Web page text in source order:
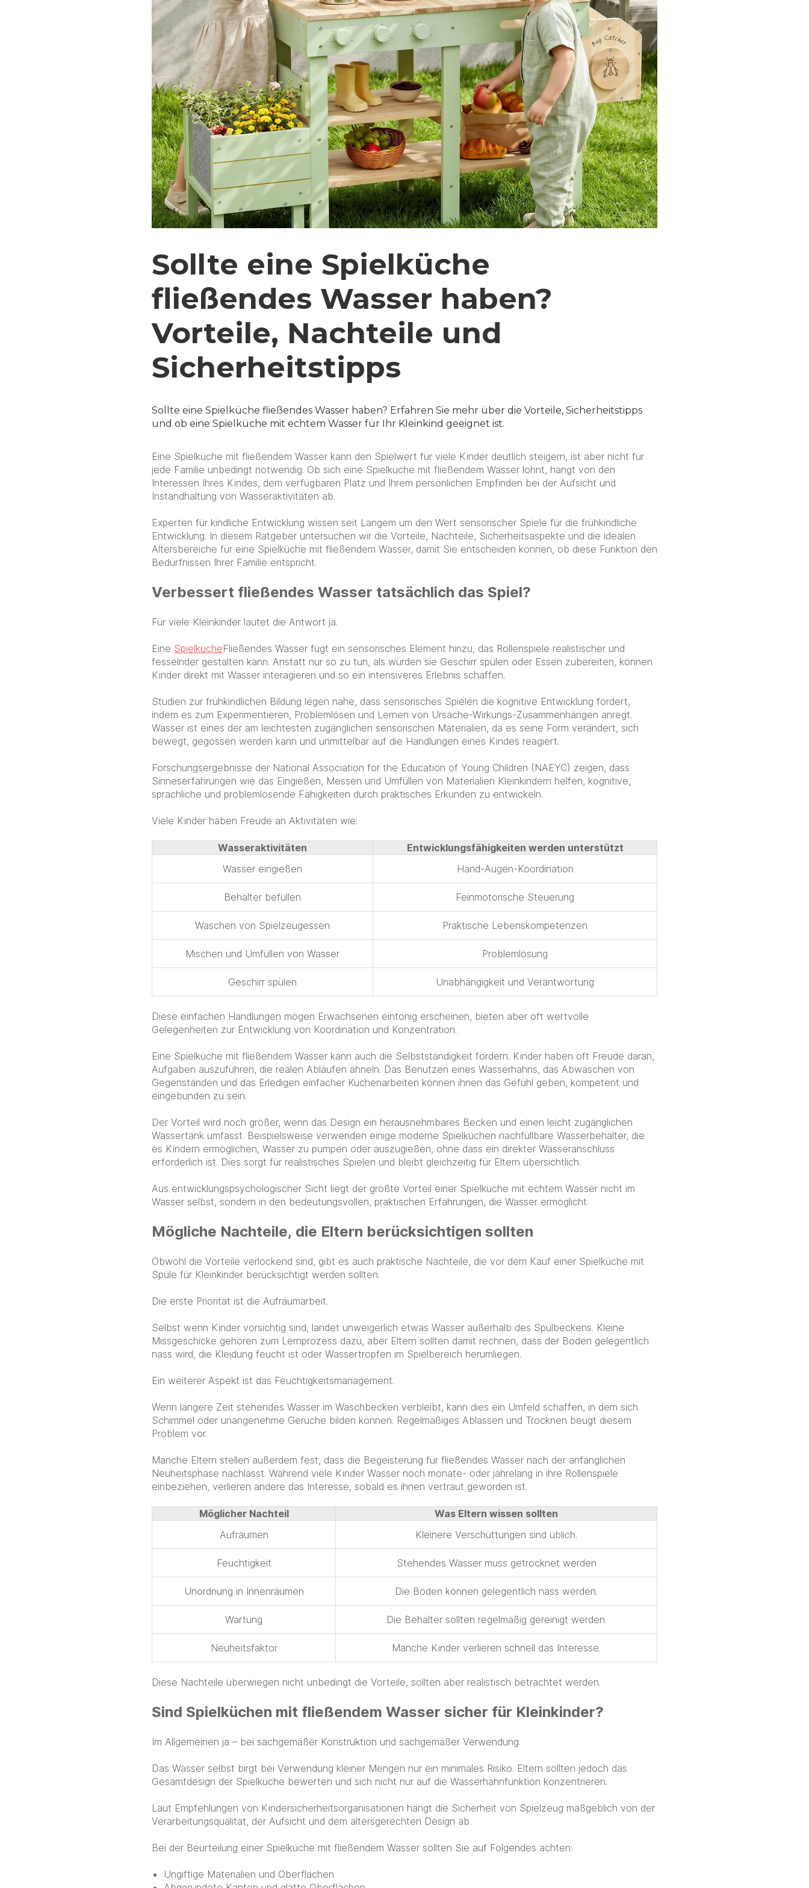
Sollte eine Spielküche
fließendes Wasser haben?
Vorteile, Nachteile und
Sicherheitstipps
Sollte eine Spielküche fließendes Wasser haben? Erfahren Sie mehr über die Vorteile, Sicherheitstipps
und ob eine Spielküche mit echtem Wasser für Ihr Kleinkind geeignet ist.
Eine Spielküche mit fließendem Wasser kann den Spielwert für viele Kinder deutlich steigern, ist aber nicht für
jede Familie unbedingt notwendig. Ob sich eine Spielküche mit fließendem Wasser lohnt, hängt von den
Interessen Ihres Kindes, dem verfügbaren Platz und Ihrem persönlichen Empfinden bei der Aufsicht und
Instandhaltung von Wasseraktivitäten ab.
Experten für kindliche Entwicklung wissen seit Langem um den Wert sensorischer Spiele für die frühkindliche
Entwicklung. In diesem Ratgeber untersuchen wir die Vorteile, Nachteile, Sicherheitsaspekte und die idealen
Altersbereiche für eine Spielküche mit fließendem Wasser, damit Sie entscheiden können, ob diese Funktion den
Bedürfnissen Ihrer Familie entspricht.
Verbessert fließendes Wasser tatsächlich das Spiel?
Für viele Kleinkinder lautet die Antwort ja.
Eine SpielkücheFließendes Wasser fügt ein sensorisches Element hinzu, das Rollenspiele realistischer und
fesselnder gestalten kann. Anstatt nur so zu tun, als würden sie Geschirr spülen oder Essen zubereiten, können
Kinder direkt mit Wasser interagieren und so ein intensiveres Erlebnis schaffen.
Studien zur frühkindlichen Bildung legen nahe, dass sensorisches Spielen die kognitive Entwicklung fördert,
indem es zum Experimentieren, Problemlösen und Lernen von Ursache-Wirkungs-Zusammenhängen anregt.
Wasser ist eines der am leichtesten zugänglichen sensorischen Materialien, da es seine Form verändert, sich
bewegt, gegossen werden kann und unmittelbar auf die Handlungen eines Kindes reagiert.
Forschungsergebnisse der National Association for the Education of Young Children (NAEYC) zeigen, dass
Sinneserfahrungen wie das Eingießen, Messen und Umfüllen von Materialien Kleinkindern helfen, kognitive,
sprachliche und problemlösende Fähigkeiten durch praktisches Erkunden zu entwickeln.
Viele Kinder haben Freude an Aktivitäten wie:
Wasseraktivitäten
Entwicklungsfähigkeiten werden unterstützt
Wasser eingießen
Hand-Augen-Koordination
Behälter befüllen Feinmotorische Steuerung
Waschen von Spielzeugessen Praktische Lebenskompetenzen
Mischen und Umfüllen von Wasser Problemlösung
Geschirr spülen Unabhängigkeit und Verantwortung
Diese einfachen Handlungen mögen Erwachsenen eintönig erscheinen, bieten aber oft wertvolle
Gelegenheiten zur Entwicklung von Koordination und Konzentration.
Eine Spielküche mit fließendem Wasser kann auch die Selbstständigkeit fördern. Kinder haben oft Freude daran,
Aufgaben auszuführen, die realen Abläufen ähneln. Das Benutzen eines Wasserhahns, das Abwaschen von
Gegenständen und das Erledigen einfacher Küchenarbeiten können ihnen das Gefühl geben, kompetent und
eingebunden zu sein.
Der Vorteil wird noch größer, wenn das Design ein herausnehmbares Becken und einen leicht zugänglichen
Wassertank umfasst. Beispielsweise verwenden einige moderne Spielküchen nachfüllbare Wasserbehälter, die
es Kindern ermöglichen, Wasser zu pumpen oder auszugießen, ohne dass ein direkter Wasseranschluss
erforderlich ist. Dies sorgt für realistisches Spielen und bleibt gleichzeitig für Eltern übersichtlich.
Aus entwicklungspsychologischer Sicht liegt der größte Vorteil einer Spielküche mit echtem Wasser nicht im
Wasser selbst, sondern in den bedeutungsvollen, praktischen Erfahrungen, die Wasser ermöglicht.
Mögliche Nachteile, die Eltern berücksichtigen sollten
Obwohl die Vorteile verlockend sind, gibt es auch praktische Nachteile, die vor dem Kauf einer Spielküche mit
Spüle für Kleinkinder berücksichtigt werden sollten.
Die erste Priorität ist die Aufräumarbeit.
Selbst wenn Kinder vorsichtig sind, landet unweigerlich etwas Wasser außerhalb des Spülbeckens. Kleine
Missgeschicke gehören zum Lernprozess dazu, aber Eltern sollten damit rechnen, dass der Boden gelegentlich
nass wird, die Kleidung feucht ist oder Wassertropfen im Spielbereich herumliegen.
Ein weiterer Aspekt ist das Feuchtigkeitsmanagement.
Wenn längere Zeit stehendes Wasser im Waschbecken verbleibt, kann dies ein Umfeld schaffen, in dem sich
Schimmel oder unangenehme Gerüche bilden können. Regelmäßiges Ablassen und Trocknen beugt diesem
Problem vor.
Manche Eltern stellen außerdem fest, dass die Begeisterung für fließendes Wasser nach der anfänglichen
Neuheitsphase nachlässt. Während viele Kinder Wasser noch monate- oder jahrelang in ihre Rollenspiele
einbeziehen, verlieren andere das Interesse, sobald es ihnen vertraut geworden ist.
Möglicher Nachteil
Was Eltern wissen sollten
Aufräumen
Kleinere Verschüttungen sind üblich.
Feuchtigkeit Stehendes Wasser muss getrocknet werden
Unordnung in Innenräumen Die Böden können gelegentlich nass werden.
Wartung Die Behälter sollten regelmäßig gereinigt werden.
Neuheitsfaktor Manche Kinder verlieren schnell das Interesse.
Diese Nachteile überwiegen nicht unbedingt die Vorteile, sollten aber realistisch betrachtet werden.
Sind Spielküchen mit fließendem Wasser sicher für Kleinkinder?
Im Allgemeinen ja – bei sachgemäßer Konstruktion und sachgemäßer Verwendung.
Das Wasser selbst birgt bei Verwendung kleiner Mengen nur ein minimales Risiko. Eltern sollten jedoch das
Gesamtdesign der Spielküche bewerten und sich nicht nur auf die Wasserhahnfunktion konzentrieren.
Laut Empfehlungen von Kindersicherheitsorganisationen hängt die Sicherheit von Spielzeug maßgeblich von der
Verarbeitungsqualität, der Aufsicht und dem altersgerechten Design ab.
Bei der Beurteilung einer Spielküche mit fließendem Wasser sollten Sie auf Folgendes achten:
Ungiftige Materialien und Oberflächen